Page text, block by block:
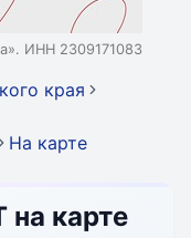
ИНН 2309171083
края
На карте
карте